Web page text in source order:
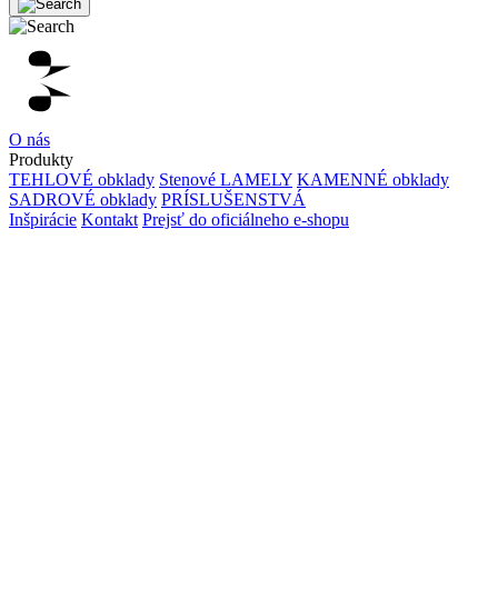
O nás
Produkty
TEHLOVÉ obklady Stenové LAMELY KAMENNÉ obklady
SADROVÉ obklady PRÍSLUŠENSTVÁ
Inšpirácie Kontakt Prejsť do oficiálneho e-shopu